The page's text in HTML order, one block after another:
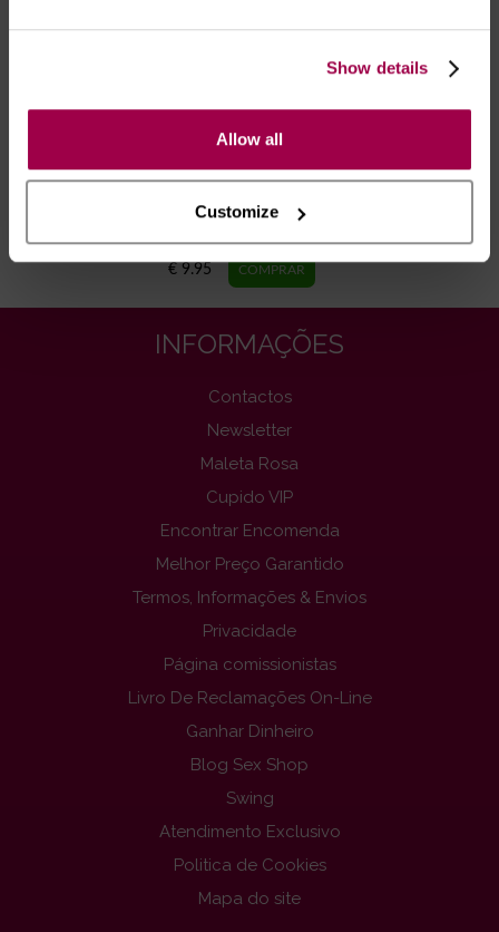
Show details
Allow all
Customize
Conjunto 3 Peças - Negro
€ 9.95
INFORMAÇÕES
Contactos
Newsletter
Maleta Rosa
Cupido VIP
Encontrar Encomenda
Melhor Preço Garantido
Termos, Informações & Envios
Privacidade
Página comissionistas
Livro De Reclamações On-Line
Ganhar Dinheiro
Blog Sex Shop
Swing
Atendimento Exclusivo
Politica de Cookies
Mapa do site